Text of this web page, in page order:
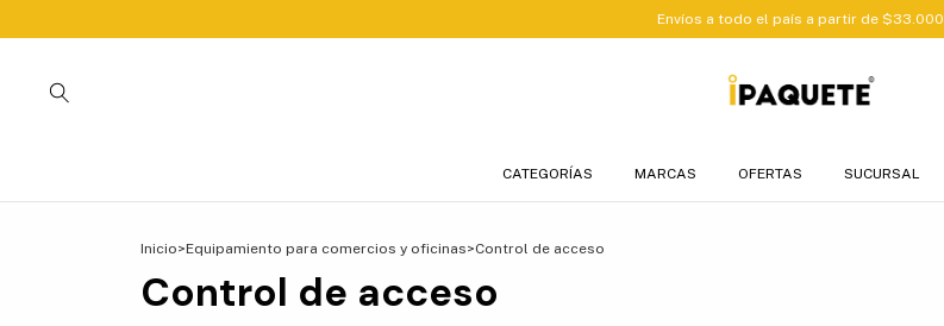
Envíos a todo el país a partir de $33.000
CATEGORÍAS MARCAS OFERTAS SUCURSAL
Inicio>Equipamiento para comercios y oficinas>Control de acceso
Control de acceso